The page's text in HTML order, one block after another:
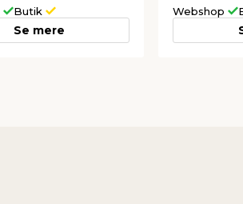
Butik
Se mere
Webshop